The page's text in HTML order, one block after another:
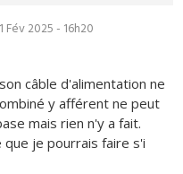
Fév 2025 - 16h20
câble d'alimentation ne
y afférent ne peut
mais rien n'y a fait.
que je pourrais faire s'i